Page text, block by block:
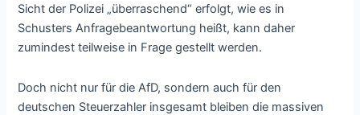
Sicht der Polizei „überraschend“ erfolgt, wie es in
Schusters Anfragebeantwortung heißt, kann daher
zumindest teilweise in Frage gestellt werden.
Doch nicht nur für die AfD, sondern auch für den
deutschen Steuerzahler insgesamt bleiben die massiven